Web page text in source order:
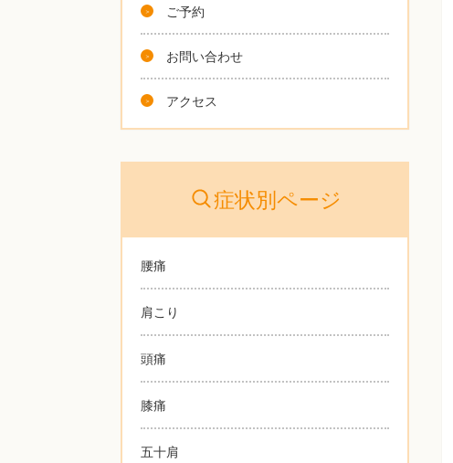
ご予約
お問い合わせ
アクセス
症状別ページ
腰痛
肩こり
頭痛
膝痛
五十肩